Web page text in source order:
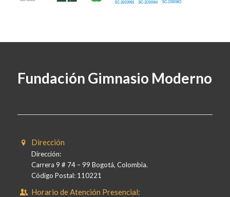
Fundación Gimnasio Moderno
Dirección
Dirección:
Carrera 9 # 74 – 99 Bogotá, Colombia.
Código Postal: 110221
Horario de Atención Presencial: